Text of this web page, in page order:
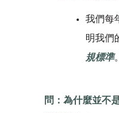
我們每
明我們
規標準。
問：為什麼並不